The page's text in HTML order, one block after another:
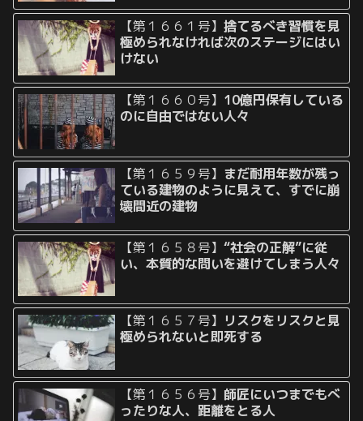
【第１６６１号】捨てるべき習慣を見
極められなければ次のステージにはい
けない
【第１６６０号】 10億円保有している
のに自由ではない人々
【第１６５９号】 まだ耐用年数が残っ
ている建物のように見えて、すでに崩
壊間近の建物
【第１６５８号】“社会の正解”に従
い、本質的な問いを避けてしまう人々
【第１６５７号】 リスクをリスクと見
極められないと即死する
【第１６５６号】 師匠にいつまでもべ
ったりな人、距離をとる人